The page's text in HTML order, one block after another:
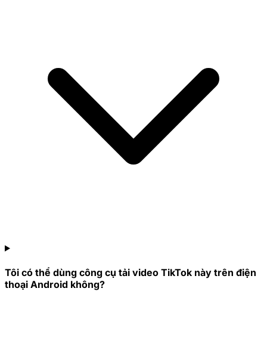
Tôi có thể dùng công cụ tải video TikTok này trên điện
thoại Android không?